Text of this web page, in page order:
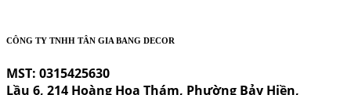
CÔNG TY TNHH TÂN GIA BANG DECOR
MST: 0315425630
Lầu 6, 214 Hoàng Hoa Thám, Phường Bảy Hiền,